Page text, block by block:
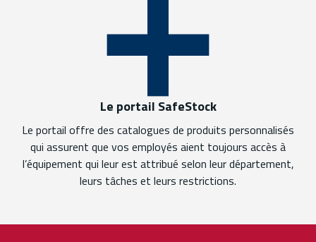
Le portail SafeStock
Le portail offre des catalogues de produits personnalisés
qui assurent que vos employés aient toujours accès à
l’équipement qui leur est attribué selon leur département,
leurs tâches et leurs restrictions.